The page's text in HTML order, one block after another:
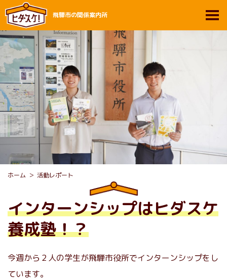
飛騨市の関係案内所
ホーム 活動レポート
インターンシップはヒダスケ
養成塾！？
今週から２人の学生が飛騨市役所でインターンシップをし
ています。